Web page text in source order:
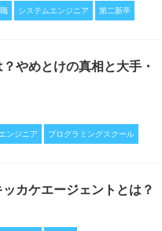
システムエンジニア 第二新卒
やめとけの真相と大手・
ンジニア プログラミングスクール
カケエージェントとは？